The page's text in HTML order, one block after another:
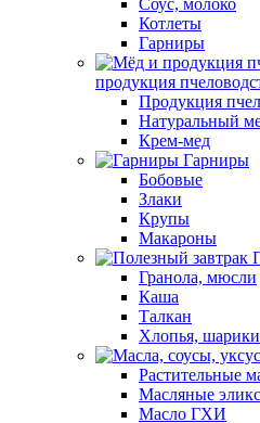
Соус, молоко
Котлеты
Гарниры
продукция
Продукция
Натуральный
Крем-мед
Гарниры
Бобовые
Злаки
Крупы
Макароны
Гранола, мюсли
Каша
Талкан
Хлопья, шарики
Растительные
Масляные
Масло ГХИ